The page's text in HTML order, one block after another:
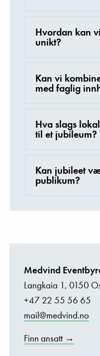
Hvordan kan
unikt?
Kan vi
med faglig
Hva slags
til et jubileum?
Kan jubileet
publikum?
Medvind
Langkaia 1, 0150
+47 22 55 56 65
mail@medvind.no
Finn ansatt →